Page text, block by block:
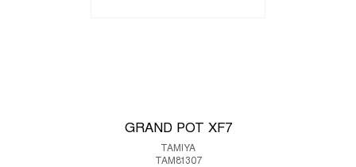
GRAND POT XF7
TAMIYA
TAM81307